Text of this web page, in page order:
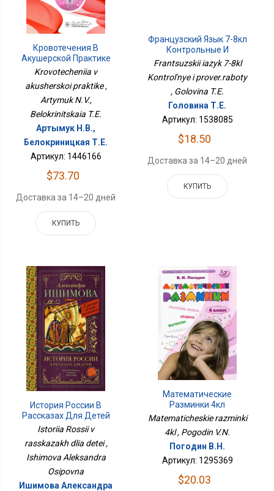
Кровотечения В
Акушерской Практике
Krovotecheniia v
akusherskoi praktike ,
Artymuk N.V.,
Belokrinitskaia T.E.
Артымук Н.В.,
Белокриницкая Т.Е.
Артикул: 1446166
$73.70
Доставка за 14–20 дней
КУПИТЬ
Французский Язык 7-8кл
Контрольные И
Провер.работы
Frantsuzskii iazyk 7-8kl
Kontrol'nye i prover.raboty
, Golovina T.E.
Головина Т.Е.
Артикул: 1538085
$18.50
Доставка за 14–20 дней
КУПИТЬ
История России В
Рассказах Для Детей
Istoriia Rossii v
rasskazakh dlia detei ,
Ishimova Aleksandra
Osipovna
Ишимова Александра
Математические
Разминки 4кл
Matematicheskie razminki
4kl , Pogodin V.N.
Погодин В.Н.
Артикул: 1295369
$20.03